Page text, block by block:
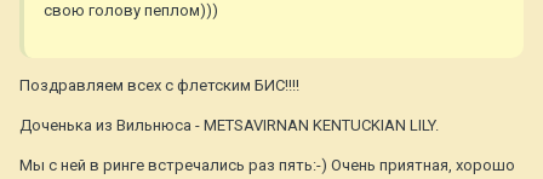
свою голову пеплом)))
Поздравляем всех с флетским БИС!!!!
Доченька из Вильнюса - METSAVIRNAN KENTUCKIAN LILY.
Мы с ней в ринге встречались раз пять:-) Очень приятная, хорошо